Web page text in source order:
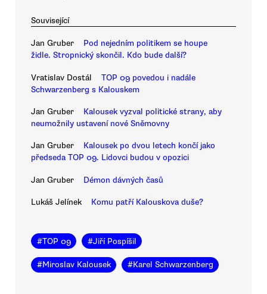
Související
Jan Gruber
Pod nejedním politikem se houpe
židle. Stropnický skončil. Kdo bude další?
Vratislav Dostál
TOP 09 povedou i nadále
Schwarzenberg s Kalouskem
Jan Gruber
Kalousek vyzval politické strany, aby
neumožnily ustavení nové Sněmovny
Jan Gruber
Kalousek po dvou letech končí jako
předseda TOP 09. Lidovci budou v opozici
Jan Gruber Démon dávných časů
Lukáš Jelínek Komu patří Kalouskova duše?
#TOP 09 #Jiří Pospíšil
#Miroslav Kalousek #Karel Schwarzenberg